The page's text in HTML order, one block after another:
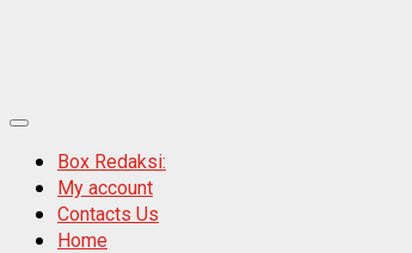
Primary
MenuBox Redaksi:
My account
Contacts Us
Home